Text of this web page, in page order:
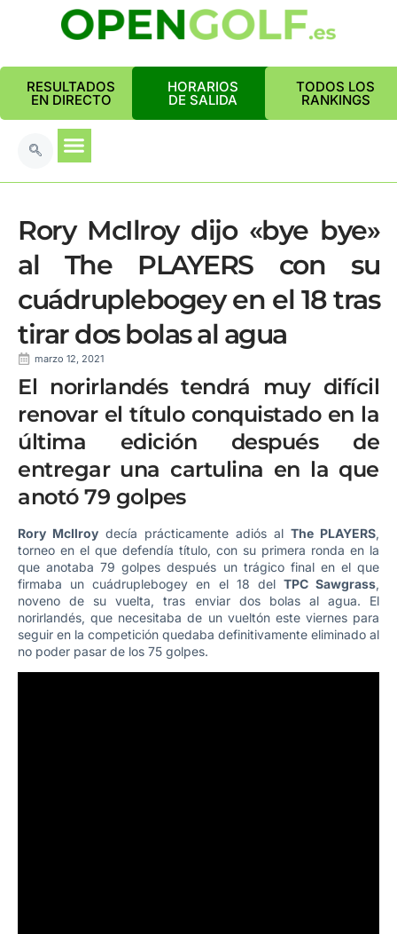
RESULTADOS
EN DIRECTO
HORARIOS
DE SALIDA
TODOS LOS
RANKINGS
Rory McIlroy dijo «bye bye»
al The PLAYERS con su
cuádruplebogey en el 18 tras
tirar dos bolas al agua
marzo 12, 2021
El norirlandés tendrá muy difícil
renovar el título conquistado en la
última edición después de
entregar una cartulina en la que
anotó 79 golpes
Rory McIlroy decía prácticamente adiós al The PLAYERS,
torneo en el que defendía título, con su primera ronda en la
que anotaba 79 golpes después un trágico final en el que
firmaba un cuádruplebogey en el 18 del TPC Sawgrass,
noveno de su vuelta, tras enviar dos bolas al agua. El
norirlandés, que necesitaba de un vueltón este viernes para
seguir en la competición quedaba definitivamente eliminado al
no poder pasar de los 75 golpes.